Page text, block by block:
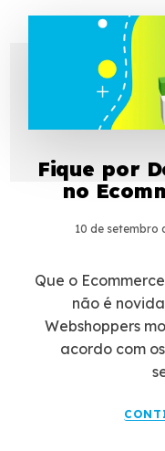
Fique por
no
10 de setembro
Que o
não é
Webshoppers
acordo com